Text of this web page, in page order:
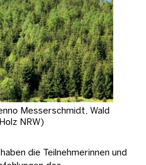
Messerschmidt, Wald
NRW)
die Teilnehmerinnen und